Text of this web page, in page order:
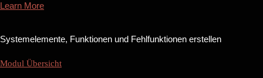
Learn More
Systemelemente, Funktionen und Fehlfunktionen erstellen
Modul Übersicht